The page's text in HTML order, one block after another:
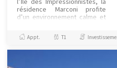
résidence Marconi profite
d’un environnement calme et
paysages verdoyants, à pr...
Appt. T1 Investissement et Défiscalisation